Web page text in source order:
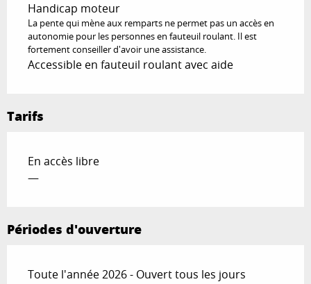
Handicap moteur
La pente qui mène aux remparts ne permet pas un accès en
autonomie pour les personnes en fauteuil roulant. Il est
fortement conseiller d'avoir une assistance.
Accessible en fauteuil roulant avec aide
Tarifs
En accès libre
—
Périodes d'ouverture
Toute l'année 2026 - Ouvert tous les jours